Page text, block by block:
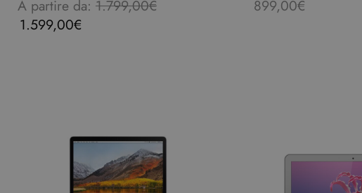
A partire da: 1.799,00€
1.599,00€
899,00€